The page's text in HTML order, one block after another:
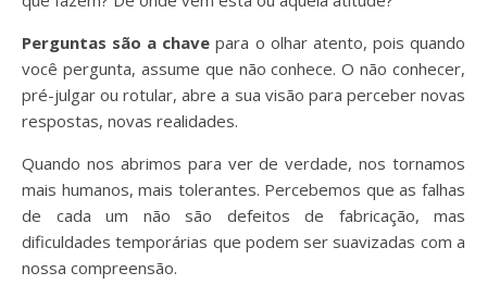
Perguntas são a chave para o olhar atento, pois quando
você pergunta, assume que não conhece. O não conhecer,
pré-julgar ou rotular, abre a sua visão para perceber novas
respostas, novas realidades.
Quando nos abrimos para ver de verdade, nos tornamos
mais humanos, mais tolerantes. Percebemos que as falhas
de cada um não são defeitos de fabricação, mas
dificuldades temporárias que podem ser suavizadas com a
nossa compreensão.